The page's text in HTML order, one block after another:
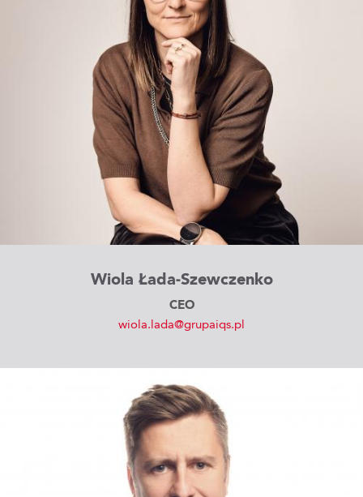
Wiola Łada-Szewczenko
CEO
wiola.lada@grupaiqs.pl